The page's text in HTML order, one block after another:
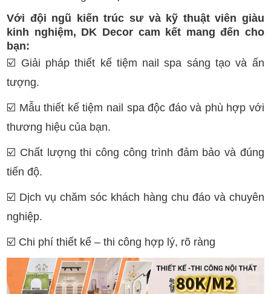
Với đội ngũ kiến trúc sư và kỹ thuật viên giàu
kinh nghiệm, DK Decor cam kết mang đến cho
bạn:
☑️ Giải pháp thiết kế tiệm nail spa sáng tạo và ấn
tượng.
☑️ Mẫu thiết kế tiệm nail spa độc đáo và phù hợp với
thương hiệu của bạn.
☑️ Chất lượng thi công công trình đảm bảo và đúng
tiến độ.
☑️ Dịch vụ chăm sóc khách hàng chu đáo và chuyên
nghiệp.
☑️ Chi phí thiết kế – thi công hợp lý, rõ ràng